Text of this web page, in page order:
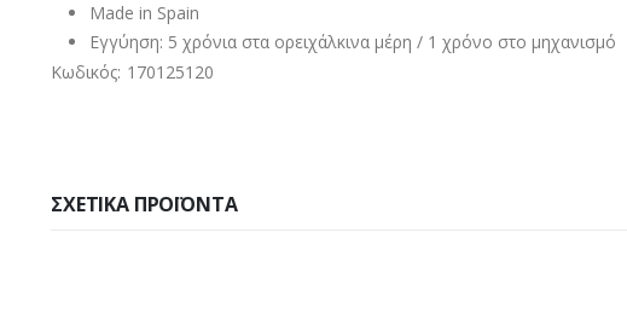
Made in Spain
Εγγύηση: 5 χρόνια στα ορειχάλκινα μέρη / 1 χρόνο στο μηχανισμό
Κωδικός: 170125120
ΣΧΕΤΙΚΆ ΠΡΟΪΌΝΤΑ